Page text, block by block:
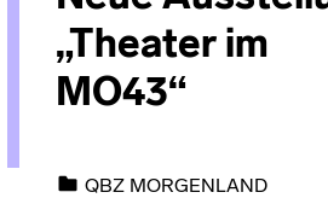
„Theater im
MO43“
QBZ MORGENLAND